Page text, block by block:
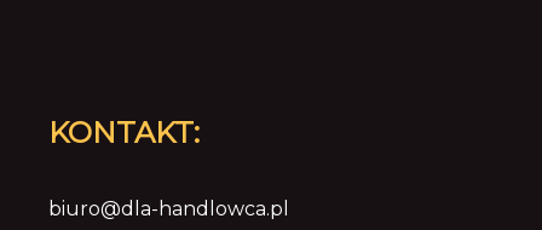
KONTAKT:
biuro@dla-handlowca.pl